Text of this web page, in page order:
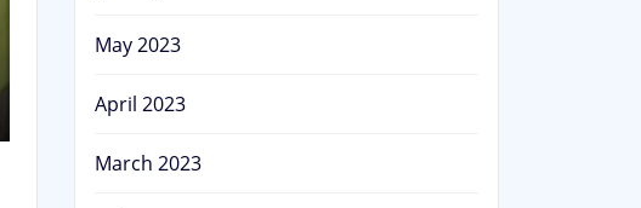
May 2023
April 2023
March 2023